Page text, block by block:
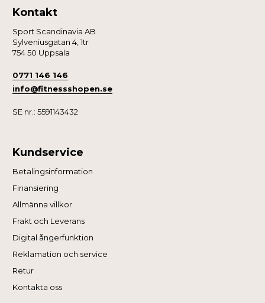
Kontakt
Sport Scandinavia AB
Sylveniusgatan 4, 1tr
754 50 Uppsala
0771 146 146
info@fitnessshopen.se
SE nr.: 5591143432
Kundservice
Betalingsinformation
Finansiering
Allmänna villkor
Frakt och Leverans
Digital ångerfunktion
Reklamation och service
Retur
Kontakta oss